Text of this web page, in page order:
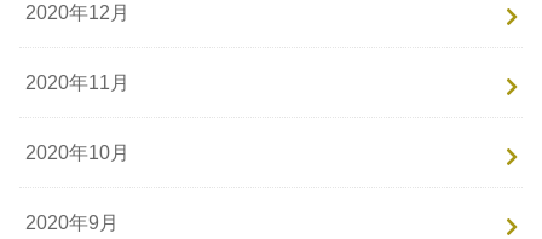
2020年12月
2020年11月
2020年10月
2020年9月